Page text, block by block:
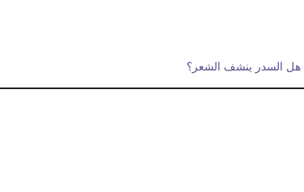
هل السدر ينشف الشعر؟